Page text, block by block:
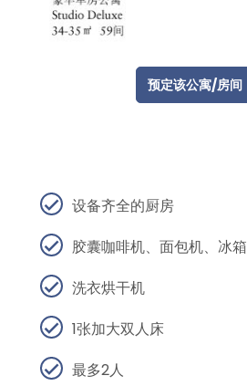
预定该公寓/房间
设备齐全的厨房
胶囊咖啡机、面包机、冰箱
洗衣烘干机
1张加大双人床
最多2人